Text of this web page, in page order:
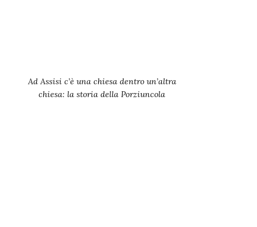
Ad Assisi c’è una chiesa dentro un’altra
chiesa: la storia della Porziuncola